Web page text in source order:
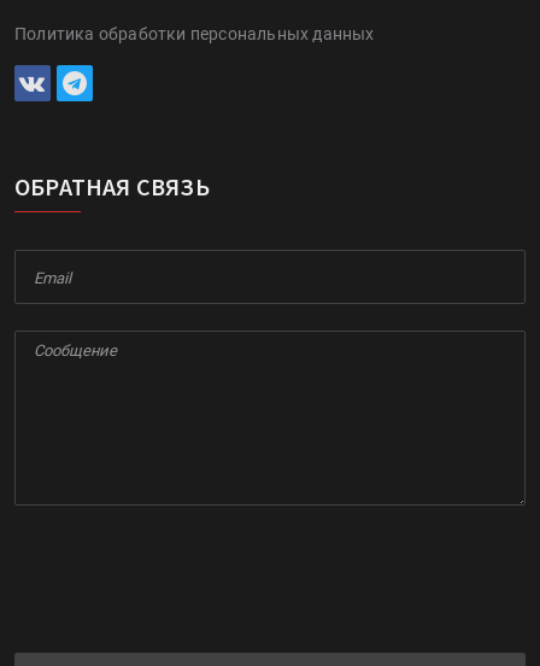
Политика обработки персональных данных
ОБРАТНАЯ СВЯЗЬ